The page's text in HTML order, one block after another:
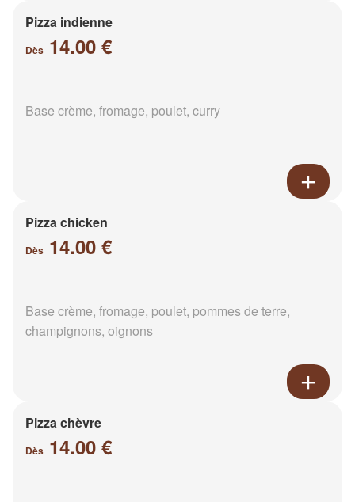
Pizza indienne
Dès 14.00 €
Base crème, fromage, poulet, curry
Pizza chicken
Dès 14.00 €
Base crème, fromage, poulet, pommes de terre,
champignons, oignons
Pizza chèvre
Dès 14.00 €